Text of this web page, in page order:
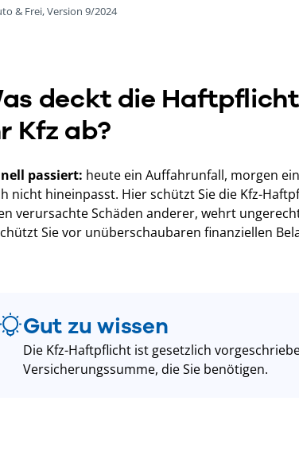
& Frei, Version 9/2024
deckt die
Kfz ab?
passiert: heute ein Auffahrunfall, morgen
nicht hineinpasst. Hier schützt Sie die Kfz-
verursachte Schäden anderer, wehrt
Sie vor unüberschaubaren finanziellen
Gut zu wissen
Die Kfz-Haftpflicht ist gesetzlich
Versicherungssumme, die Sie benötigen.